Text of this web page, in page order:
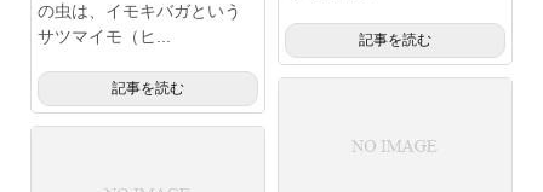
記事を読む
の虫は、イモキバガという
サツマイモ（ヒ...
記事を読む